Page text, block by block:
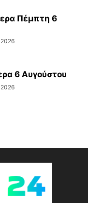
Πέμπτη 6
6 Αυγούστου